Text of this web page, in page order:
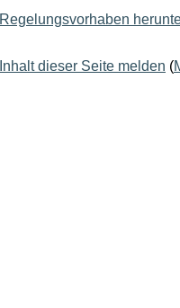
Regelungsvorhaben
Inhalt dieser Seite melden (